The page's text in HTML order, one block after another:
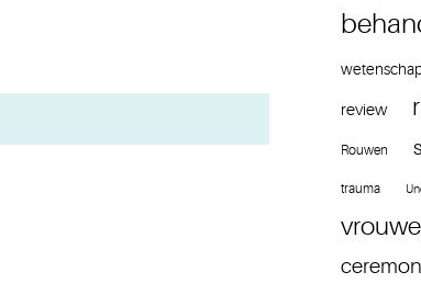
review
Rouwen
trauma